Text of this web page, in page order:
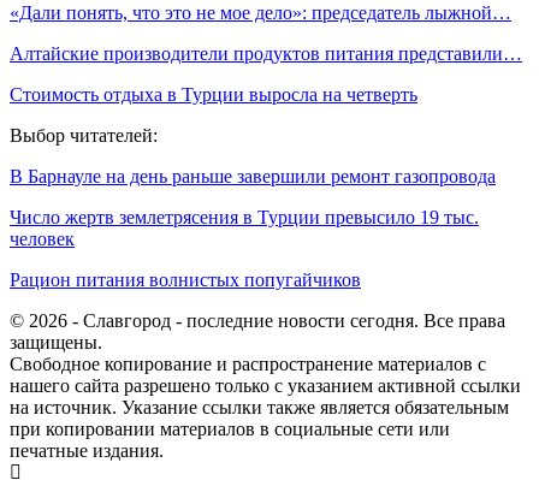
«Дали понять, что это не мое дело»: председатель лыжной…
Алтайские производители продуктов питания представили…
Стоимость отдыха в Турции выросла на четверть
Выбор читателей:
В Барнауле на день раньше завершили ремонт газопровода
Число жертв землетрясения в Турции превысило 19 тыс.
человек
Рацион питания волнистых попугайчиков
© 2026 - Славгород - последние новости сегодня. Все права
защищены.
Свободное копирование и распространение материалов с
нашего сайта разрешено только с указанием активной ссылки
на источник. Указание ссылки также является обязательным
при копировании материалов в социальные сети или
печатные издания.